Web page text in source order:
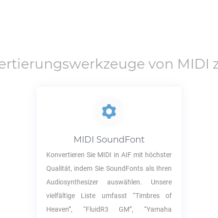
von MIDI
MIDI SoundFont
Konvertieren Sie MIDI in AIFmit höchster
Qualität, indem Sie SoundFonts als Ihren
Audiosynthesizer auswählen. Unsere
vielfältige Liste umfasst “Timbres of
Heaven”, “FluidR3 GM”, “Yamaha